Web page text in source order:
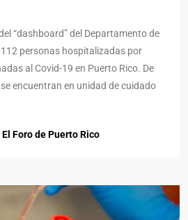
“dashboard” del Departamento de
personas hospitalizadas por
al Covid-19 en Puerto Rico. De
encuentran en unidad de cuidado
Foro de Puerto Rico